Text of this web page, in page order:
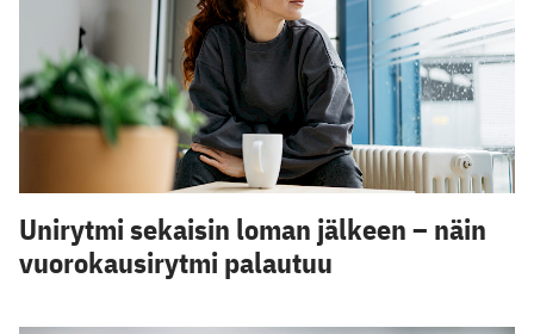
Unirytmi sekaisin loman jälkeen – näin
vuorokausirytmi palautuu